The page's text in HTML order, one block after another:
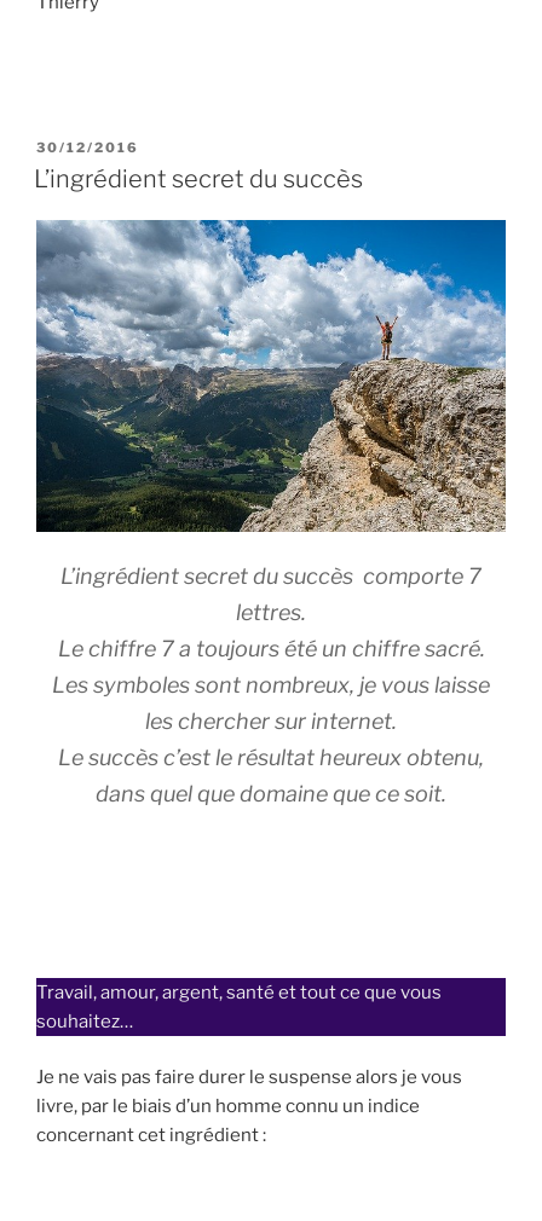
PUBLIÉ
LE
30/12/2016
L’ingrédient secret du succès
L’ingrédient secret du succès comporte 7
lettres.
Le chiffre 7 a toujours été un chiffre sacré.
Les symboles sont nombreux, je vous laisse
les chercher sur internet.
Le succès c’est le résultat heureux obtenu,
dans quel que domaine que ce soit.
Travail, amour, argent, santé et tout ce que vous
souhaitez…
Je ne vais pas faire durer le suspense alors je vous
livre, par le biais d’un homme connu un indice
concernant cet ingrédient :